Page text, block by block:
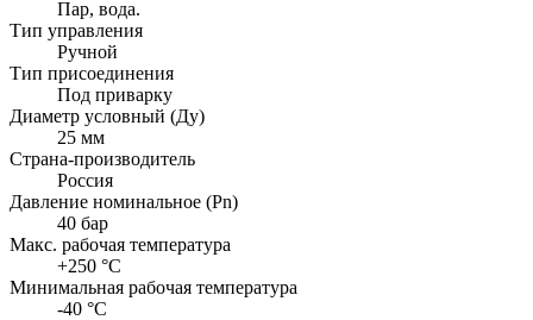
Пар, вода.
Тип управления
Ручной
Тип присоединения
Под приварку
Диаметр условный (Ду)
25 мм
Страна-производитель
Россия
Давление номинальное (Pn)
40 бар
Макс. рабочая температура
+250 °C
Минимальная рабочая температура
-40 °C